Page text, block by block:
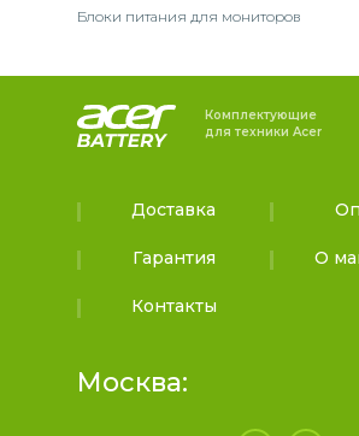
Блоки питания для мониторов
Комплектующие
для техники Acer
Доставка
Гарантия О
Контакты
Москва: